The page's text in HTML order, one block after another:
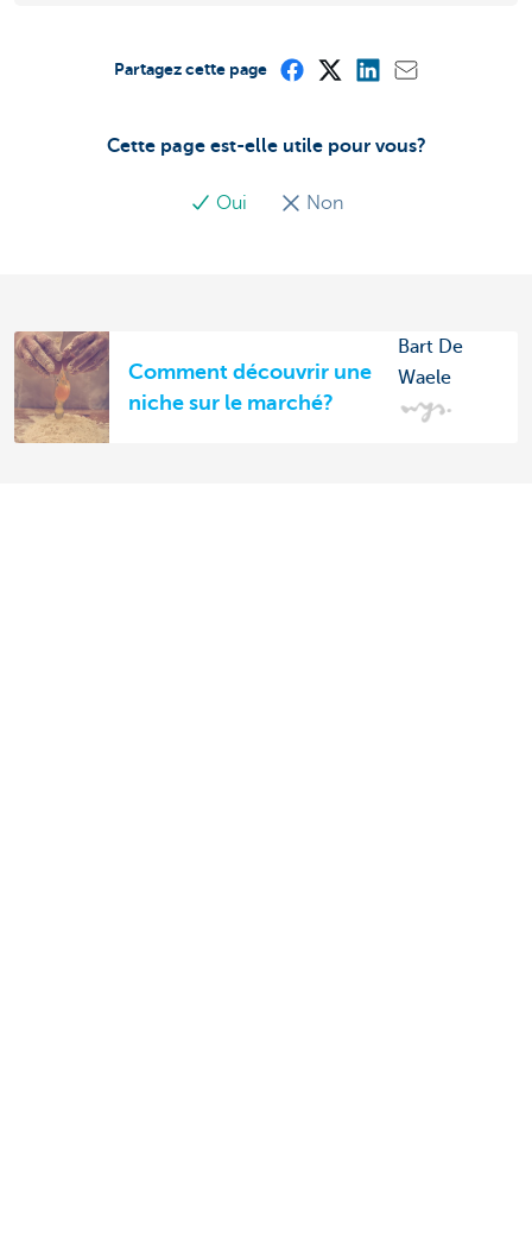
Cette page est-elle utile pour vous?
Oui Non
Partagez cette page
Comment découvrir une
niche sur le marché?
Bart De
Waele